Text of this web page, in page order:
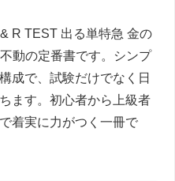
R TEST 出る単特急 金の
動の定番書です。シンプ
成で、試験だけでなく日
ます。初心者から上級者
着実に力がつく一冊で